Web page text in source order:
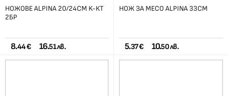
НОЖОВЕ ALPINA 20/24СМ K-КТ
2БР
8.44 € 16.51 лв.
НОЖ ЗА МЕСО ALPINA 33СМ
5.37 € 10.50 лв.